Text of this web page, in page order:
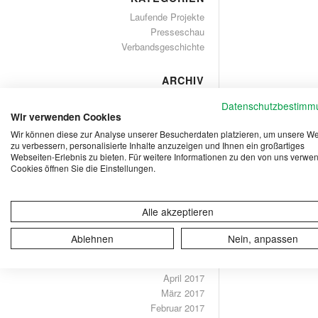
Laufende Projekte
Presseschau
Verbandsgeschichte
ARCHIV
April 2020
Dezember 2019
September 2019
September 2018
April 2018
März 2018
September 2017
April 2017
März 2017
Februar 2017
Wir verwenden Cookies
Wir können diese zur Analyse unserer Besucherdaten platzieren, um unsere
zu verbessern, personalisierte Inhalte anzuzeigen und Ihnen ein großartiges
Webseiten-Erlebnis zu bieten. Für weitere Informationen zu den von uns
Cookies öffnen Sie die Einstellungen.
Alle akzeptieren
Ablehnen
Nein, anpassen